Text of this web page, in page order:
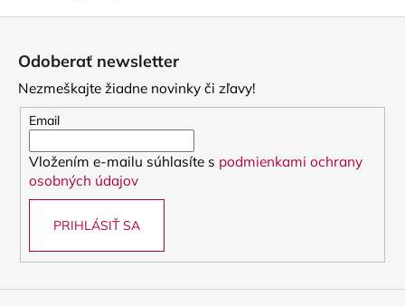
Odoberať newsletter
Nezmeškajte žiadne novinky či zľavy!
Email
Vložením e-mailu súhlasíte s podmienkami ochrany
osobných údajov
PRIHLÁSIŤ SA